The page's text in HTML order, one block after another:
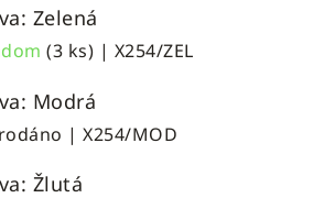
Zelená
(3 ks) | X254/ZEL
Modrá
| X254/MOD
Žlutá